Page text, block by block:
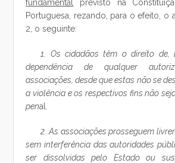
fundamental
previsto na
Portuguesa, rezando, para o efeito, o
2, o seguinte:
1. Os cidadãos têm o direito de,
dependência de qualquer
associações, desde que estas não se
a violência e os respectivos fins não
penal.
2. As associações prosseguem
sem interferência das autoridades
ser dissolvidas pelo Estado ou